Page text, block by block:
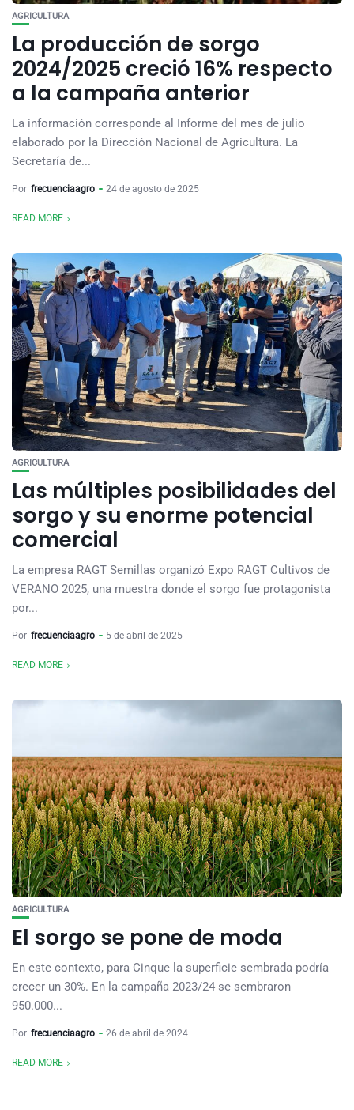
AGRICULTURA
La producción de sorgo
2024/2025 creció 16% respecto
a la campaña anterior
La información corresponde al Informe del mes de julio
elaborado por la Dirección Nacional de Agricultura. La
Secretaría de...
Por frecuenciaagro 24 de agosto de 2025
READ MORE
AGRICULTURA
Las múltiples posibilidades del
sorgo y su enorme potencial
comercial
La empresa RAGT Semillas organizó Expo RAGT Cultivos de
VERANO 2025, una muestra donde el sorgo fue protagonista
por...
Por frecuenciaagro 5 de abril de 2025
READ MORE
AGRICULTURA
El sorgo se pone de moda
En este contexto, para Cinque la superficie sembrada podría
crecer un 30%. En la campaña 2023/24 se sembraron
950.000...
Por frecuenciaagro 26 de abril de 2024
READ MORE